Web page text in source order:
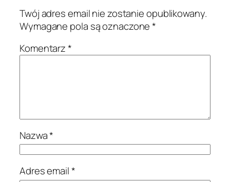
Twój adres email nie zostanie opublikowany.
Wymagane pola są oznaczone*
Komentarz*
Nazwa*
Adres email*